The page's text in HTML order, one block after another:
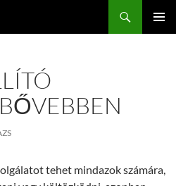
tehet mindazok számára,